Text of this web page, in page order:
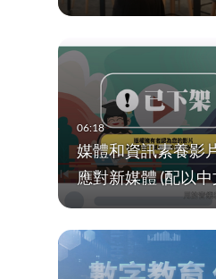
媒體和資訊素養影
應對新媒體 (配以